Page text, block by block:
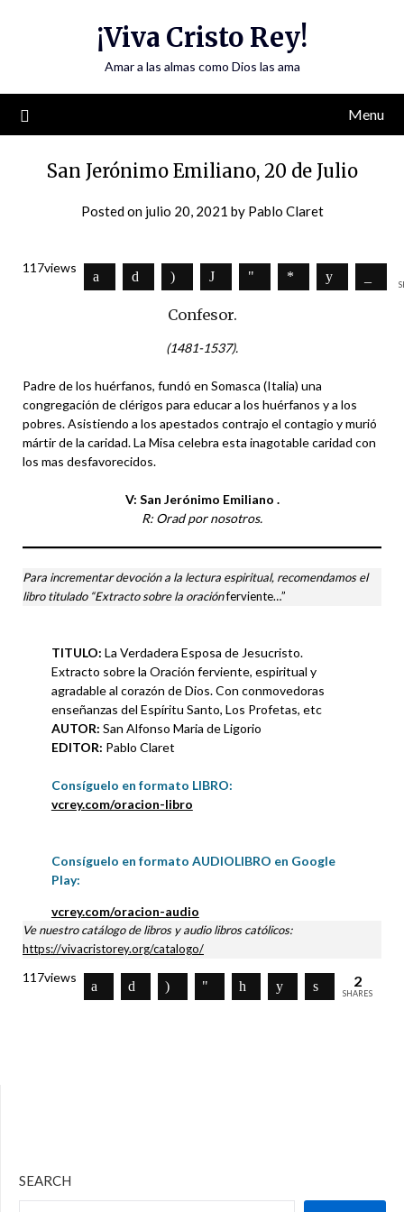
¡Viva Cristo Rey!
Amar a las almas como Dios las ama
Menu
San Jerónimo Emiliano, 20 de Julio
Posted on julio 20, 2021 by Pablo Claret
117views
Confesor.
(1481-1537).
Padre de los huérfanos, fundó en Somasca (Italia) una
congregación de clérigos para educar a los huérfanos y a los
pobres. Asistiendo a los apestados contrajo el contagio y murió
mártir de la caridad. La Misa celebra esta inagotable caridad con
los mas desfavorecidos.
V: San Jerónimo Emiliano .
R: Orad por nosotros.
Para incrementar devoción a la lectura espiritual, recomendamos el
libro titulado “Extracto sobre la oraciónferviente…”
TITULO: La Verdadera Esposa de Jesucristo.
Extracto sobre la Oración ferviente, espiritual y
agradable al corazón de Dios. Con conmovedoras
enseñanzas del Espíritu Santo, Los Profetas, etc
AUTOR: San Alfonso Maria de Ligorio
EDITOR: Pablo Claret
Consíguelo en formato LIBRO:
vcrey.com/oracion-libro
Consíguelo en formato AUDIOLIBRO en Google
Play:
vcrey.com/oracion-audio
Ve nuestro catálogo de libros y audio libros católicos:
https://vivacristorey.org/catalogo/
117views 2
SHARES
SEARCH